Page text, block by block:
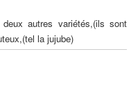
autres variétés,(ils sont
la jujube)